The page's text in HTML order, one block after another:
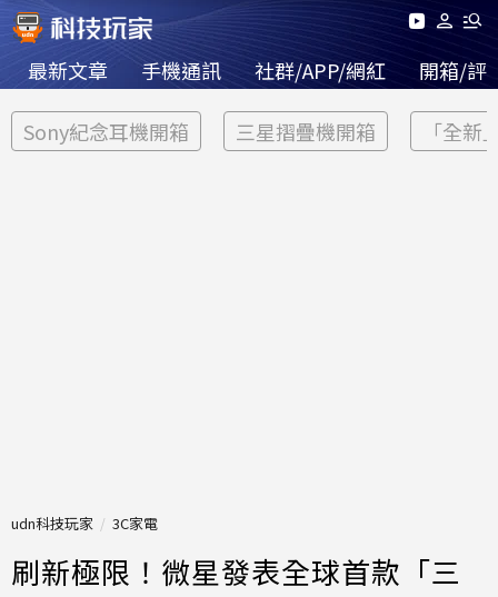
最新文章 手機通訊 社群/APP/網紅 開箱/評
Sony紀念耳機開箱 三星摺疊機開箱 「全新
udn科技玩家 3C家電
刷新極限！微星發表全球首款「三